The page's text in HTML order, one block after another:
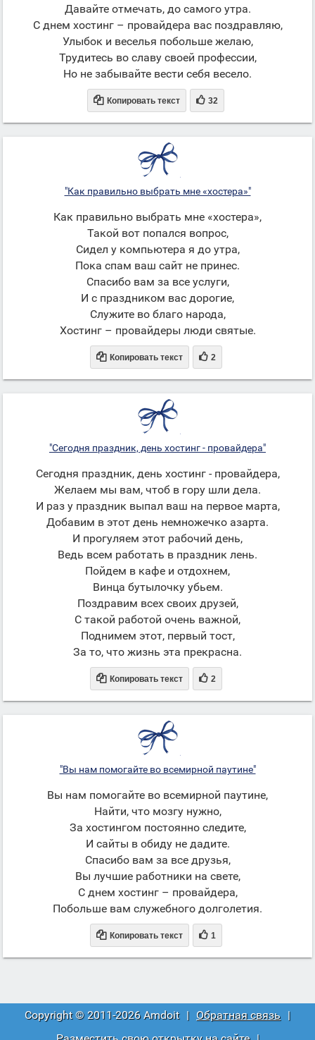
Давайте отмечать, до самого утра.
С днем хостинг – провайдера вас поздравляю,
Улыбок и веселья побольше желаю,
Трудитесь во славу своей профессии,
Но не забывайте вести себя весело.
 Копировать текст  32
"Как правильно выбрать мне «хостера»"
Как правильно выбрать мне «хостера»,
Такой вот попался вопрос,
Сидел у компьютера я до утра,
Пока спам ваш сайт не принес.
Спасибо вам за все услуги,
И с праздником вас дорогие,
Служите во благо народа,
Хостинг – провайдеры люди святые.
 Копировать текст  2
"Сегодня праздник, день хостинг - провайдера"
Сегодня праздник, день хостинг - провайдера,
Желаем мы вам, чтоб в гору шли дела.
И раз у праздник выпал ваш на первое марта,
Добавим в этот день немножечко азарта.
И прогуляем этот рабочий день,
Ведь всем работать в праздник лень.
Пойдем в кафе и отдохнем,
Винца бутылочку убьем.
Поздравим всех своих друзей,
С такой работой очень важной,
Поднимем этот, первый тост,
За то, что жизнь эта прекрасна.
 Копировать текст  2
"Вы нам помогайте во всемирной паутине"
Вы нам помогайте во всемирной паутине,
Найти, что мозгу нужно,
За хостингом постоянно следите,
И сайты в обиду не дадите.
Спасибо вам за все друзья,
Вы лучшие работники на свете,
С днем хостинг – провайдера,
Побольше вам служебного долголетия.
 Копировать текст  1
Copyright © 2011-2026 Amdoit | Обратная связь |